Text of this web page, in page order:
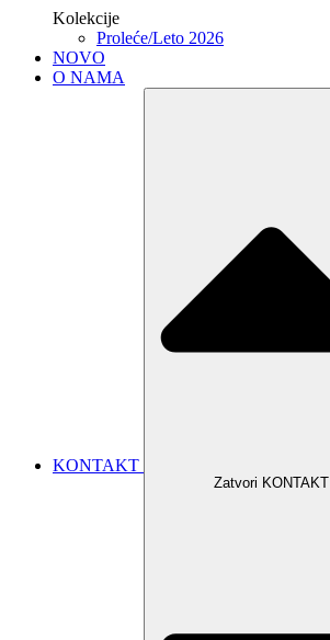
Kolekcije
Proleće/Leto 2026
NOVO
O NAMA
KONTAKT
Zatvori KONTAKT